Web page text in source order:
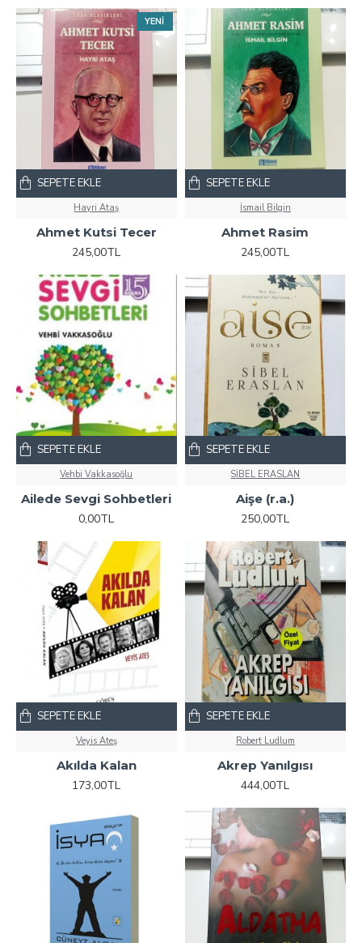
YENI
Hayri Ataş
Ahmet Kutsi Tecer
245,00TL
SEPETE EKLE
İsmail Bilgin
Ahmet Rasim
245,00TL
SEPETE EKLE
Vehbi Vakkasoğlu
Ailede Sevgi Sohbetleri
0,00TL
SEPETE EKLE
SİBEL ERASLAN
Aişe (r.a.)
250,00TL
SEPETE EKLE
Veyis Ateş
Akılda Kalan
173,00TL
SEPETE EKLE
Robert Ludlum
Akrep Yanılgısı
444,00TL
SEPETE EKLE